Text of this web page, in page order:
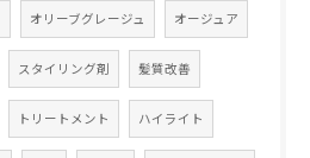
オリーブグレージュ オージュア
スタイリング剤 髪質改善
トリートメント ハイライト